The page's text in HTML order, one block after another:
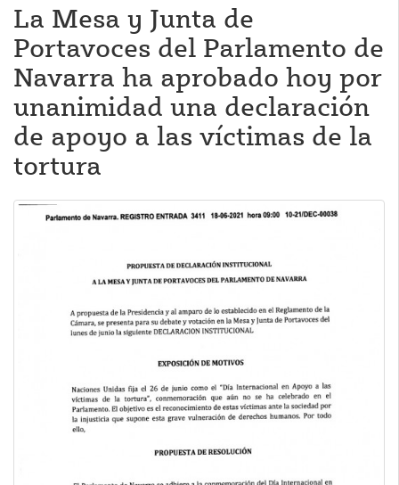
La Mesa y Junta de
Portavoces del Parlamento de
Navarra ha aprobado hoy por
unanimidad una declaración
de apoyo a las víctimas de la
tortura